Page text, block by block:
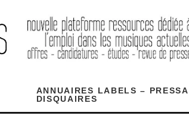
ANNUAIRES LABELS –
DISQUAIRES